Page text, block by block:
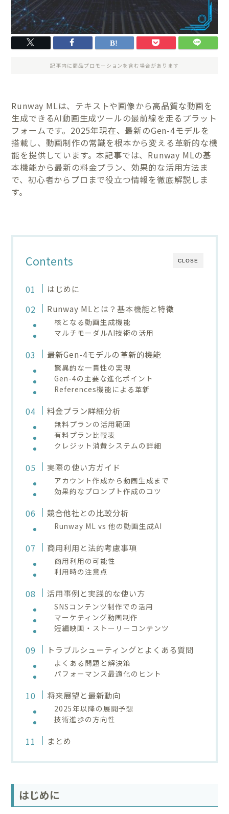
記事内に商品プロモーションを含む場合があります
Runway MLは、テキストや画像から高品質な動画を
生成できるAI動画生成ツールの最前線を走るプラット
フォームです。2025年現在、最新のGen-4モデルを
搭載し、動画制作の常識を根本から変える革新的な機
能を提供しています。本記事では、Runway MLの基
本機能から最新の料金プラン、効果的な活用方法ま
で、初心者からプロまで役立つ情報を徹底解説しま
す。
CLOSE
Contents
はじめに
Runway MLとは？基本機能と特徴
核となる動画生成機能
マルチモーダルAI技術の活用
最新Gen-4モデルの革新的機能
驚異的な一貫性の実現
Gen-4の主要な進化ポイント
References機能による革新
料金プラン詳細分析
無料プランの活用範囲
有料プラン比較表
クレジット消費システムの詳細
実際の使い方ガイド
アカウント作成から動画生成まで
効果的なプロンプト作成のコツ
競合他社との比較分析
Runway ML vs 他の動画生成AI
商用利用と法的考慮事項
商用利用の可能性
利用時の注意点
活用事例と実践的な使い方
SNSコンテンツ制作での活用
マーケティング動画制作
短編映画・ストーリーコンテンツ
トラブルシューティングとよくある質問
よくある問題と解決策
パフォーマンス最適化のヒント
将来展望と最新動向
2025年以降の展開予想
技術進歩の方向性
まとめ
はじめに